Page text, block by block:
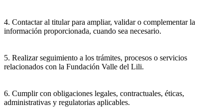
4. Contactar al titular para ampliar, validar o complementar la
información proporcionada, cuando sea necesario.
5. Realizar seguimiento a los trámites, procesos o servicios
relacionados con la Fundación Valle del Lili.
6. Cumplir con obligaciones legales, contractuales, éticas,
administrativas y regulatorias aplicables.